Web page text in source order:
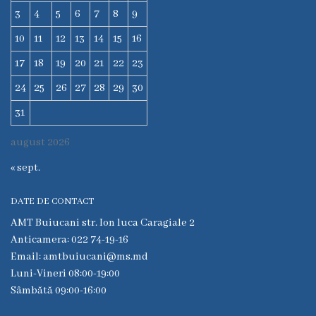
instituției
Contracte
CNAM
Achiziții
Servicii
și
tarife
Contacte
august 2026
3
4 5 6 7 8
9
10
11 12 13 14 15
16
17
18 19 20 21 22
23
24
25 26 27 28 29
30
31
« sept.
DATE DE CONTACT
AMT Buiucani str. Ion luca Caragiale 2
Anticamera: 022 74-19-16
Email: amtbuiucani@ms.md
Luni-Vineri 08:00-19:00
Sâmbătă 09:00-16:00